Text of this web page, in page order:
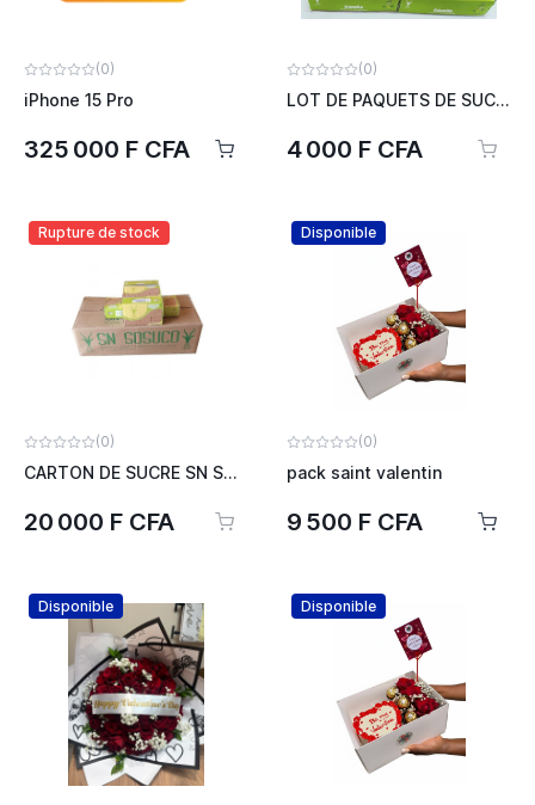
(0)
iPhone 15 Pro
325 000 F CFA
(0)
LOT DE PAQUETS DE SUCRE SN SOCUCO
4 000 F CFA
Rupture de stock
(0)
CARTON DE SUCRE SN SOCUCO
20 000 F CFA
Disponible
(0)
pack saint valentin
9 500 F CFA
Disponible Disponible